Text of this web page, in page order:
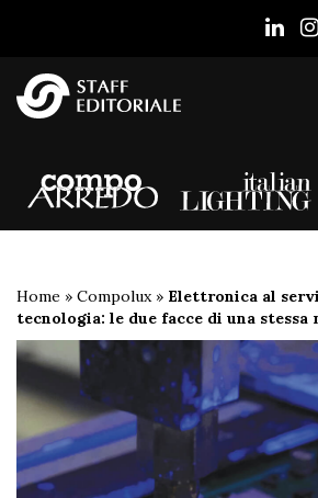
Home » Compolux» Elettronica al
tecnologia: le due facce di una stessa